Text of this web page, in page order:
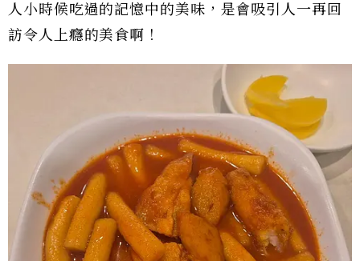
人小時候吃過的記憶中的美味，是會吸引人一再回
訪令人上癮的美食啊！